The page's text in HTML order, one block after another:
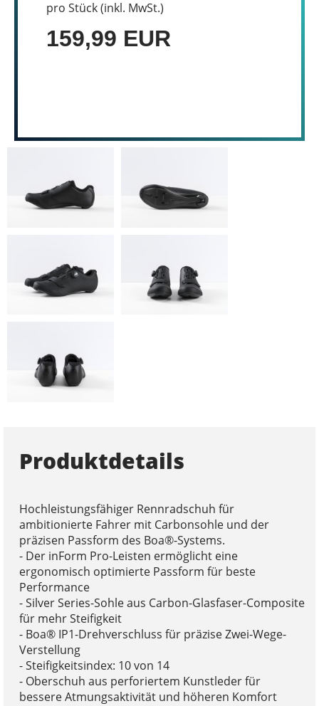
pro Stück (inkl. MwSt.)
159,99 EUR
Produktdetails
Hochleistungsfähiger Rennradschuh für
ambitionierte Fahrer mit Carbonsohle und der
präzisen Passform des Boa®-Systems.
- Der inForm Pro-Leisten ermöglicht eine
ergonomisch optimierte Passform für beste
Performance
- Silver Series-Sohle aus Carbon-Glasfaser-Composite
für mehr Steifigkeit
- Boa® IP1-Drehverschluss für präzise Zwei-Wege-
Verstellung
- Steifigkeitsindex: 10 von 14
- Oberschuh aus perforiertem Kunstleder für
bessere Atmungsaktivität und höheren Komfort